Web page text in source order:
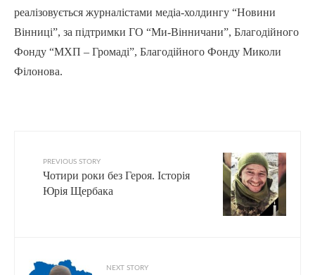
реалізовується журналістами медіа-холдингу “Новини
Вінниці”, за підтримки ГО “Ми-Вінничани”, Благодійного
Фонду “МХП – Громаді”, Благодійного Фонду Миколи
Філонова.
PREVIOUS STORY
Чотири роки без Героя. Історія
Юрія Щербака
NEXT STORY